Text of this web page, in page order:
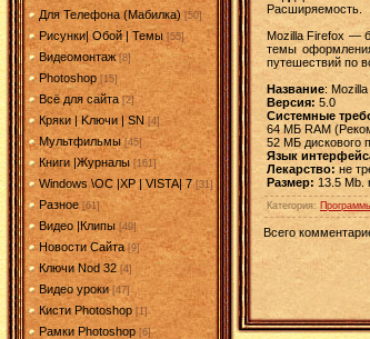
Для Телефона (Мабилка) [50]
Рисунки| Обой | Темы [55]
Видеомонтаж [8]
Photoshop [15]
Всё для сайта [2]
Кряки | Kлючи | SN [4]
Мультфильмы [45]
Книги |Журналы [161]
Windows \OC |XP | VISTA| 7 [31]
Разное [61]
Видео |Клипы [49]
Новости Сайта [9]
Ключи Nod 32 [4]
Видео уроки [47]
Кисти Photoshop [1]
Рамки Photoshop [6]
Расширяемость.
Mozilla Firefox —
темы
путешествий по
Название:
Версия: 5.0
Системные
64 МБ RAM
52 МБ дискового
Язык
Лекарство:не
Размер: 13.5 Mb.
Категория:
Всего